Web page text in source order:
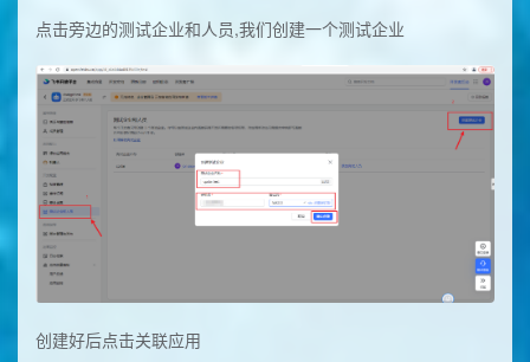
点击旁边的测试企业和人员,我们创建一个测试企业
创建好后点击关联应用